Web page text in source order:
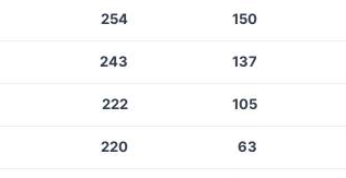
254 150
243 137
222 105
220 63